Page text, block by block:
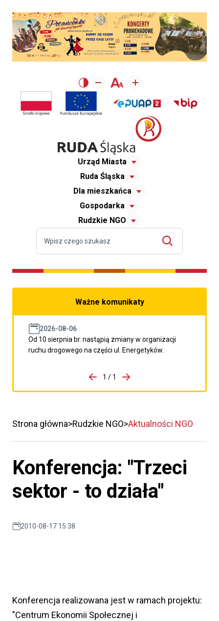
Urząd Miasta
Ruda Śląska
Dla mieszkańca
Gospodarka
Rudzkie NGO
Ważne komunikaty
2026-08-06
Od 10 sierpnia br. nastąpią zmiany w organizacji
ruchu drogowego na części ul. Energetyków.
porzpedniego komunikatu
1 / 1
Przejdź do następnego
Strona główna Rudzkie NGO Aktualności NGO
Konferencja: "Trzeci
sektor - to działa"
2010-08-17 15:38
Konferencja realizowana jest w ramach projektu:
"Centrum Ekonomii Społecznej i